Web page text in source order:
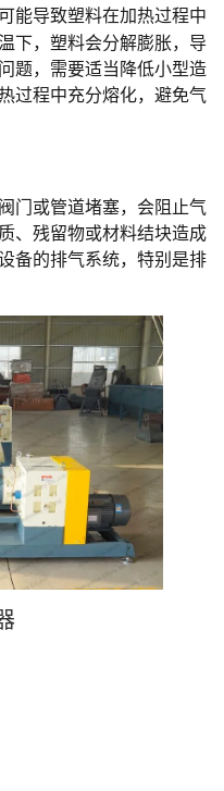
能导致塑料在加热过程中
下，塑料会分解膨胀，导
题，需要适当降低小型造
过程中充分熔化，避免气
门或管道堵塞，会阻止气
、残留物或材料结块造成
备的排气系统，特别是排